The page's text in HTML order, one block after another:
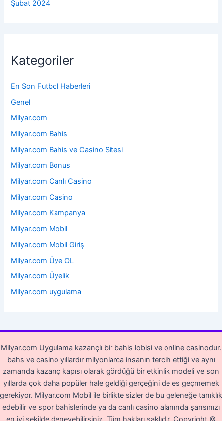
Şubat 2024
Kategoriler
En Son Futbol Haberleri
Genel
Milyar.com
Milyar.com Bahis
Milyar.com Bahis ve Casino Sitesi
Milyar.com Bonus
Milyar.com Canlı Casino
Milyar.com Casino
Milyar.com Kampanya
Milyar.com Mobil
Milyar.com Mobil Giriş
Milyar.com Üye OL
Milyar.com Üyelik
Milyar.com uygulama
Milyar.com Uygulama kazançlı bir bahis lobisi ve online casinodur.
bahs ve casino yıllardır milyonlarca insanın tercih ettiği ve aynı
zamanda kazanç kapısı olarak gördüğü bir etkinlik modeli ve son
yıllarda çok daha popüler hale geldiği gerçeğini de es geçmemek
gerekiyor. Milyar.com Mobil ile birlikte sizler de bu geleneğe tanıklık
edebilir ve spor bahislerinde ya da canlı casino alanında şansınızı
en iyi şekilde deneyebilirsiniz. Tüm hakları saklıdır. Copyright ©